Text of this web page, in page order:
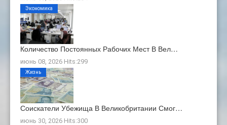
Количество Постоянных Рабочих Мест В Вел…
июнь 08, 2026 Hits:299
Экономика
Соискатели Убежища В Великобритании Смог…
июнь 30, 2026 Hits:300
Жизнь